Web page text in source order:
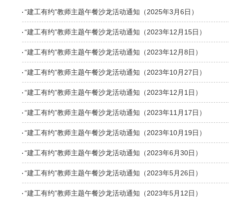
“建工有约”教师主题午餐沙龙活动通知（2025年3月6日）
“建工有约”教师主题午餐沙龙活动通知（2023年12月15日）
“建工有约”教师主题午餐沙龙活动通知（2023年12月8日）
“建工有约”教师主题午餐沙龙活动通知（2023年10月27日）
“建工有约”教师主题午餐沙龙活动通知（2023年12月1日）
“建工有约”教师主题午餐沙龙活动通知（2023年11月17日）
“建工有约”教师主题午餐沙龙活动通知（2023年10月19日）
“建工有约”教师主题午餐沙龙活动通知（2023年6月30日）
“建工有约”教师主题午餐沙龙活动通知（2023年5月26日）
“建工有约”教师主题午餐沙龙活动通知（2023年5月12日）